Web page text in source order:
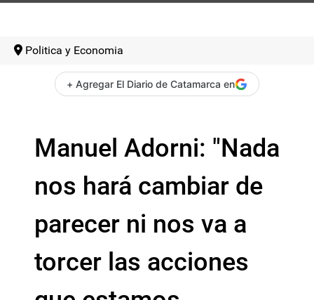
Politica y Economia
+ Agregar El Diario de Catamarca en
Manuel Adorni: "Nada
nos hará cambiar de
parecer ni nos va a
torcer las acciones